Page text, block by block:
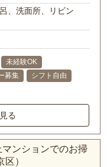
、洗面所、リビン
未経験OK
募集
シフト自由
る
ンションでのお掃
）